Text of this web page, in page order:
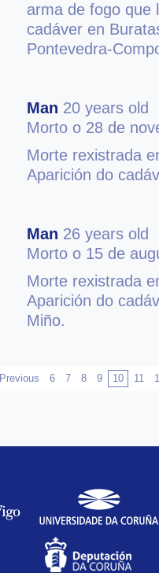
arma de fogo que
cadáver en
Pontevedra-
Man 20 years old
Morto o 28 de
Morte rexistrada
Aparición do
Man 26 years old
Morto o 15 de
Morte rexistrada
Aparición do
Miño.
Previous 6 7 8 9 10 11